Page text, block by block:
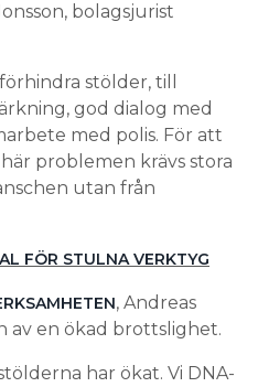
bolagsjurist
stölder, till
god dialog med
med polis. För att
problemen krävs stora
utan från
FÖR STULNA VERKTYG
, Andreas
av en ökad brottslighet.
har ökat. Vi DNA-